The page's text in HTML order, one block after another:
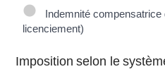
Indemnité
licenciement)
Imposition selon le